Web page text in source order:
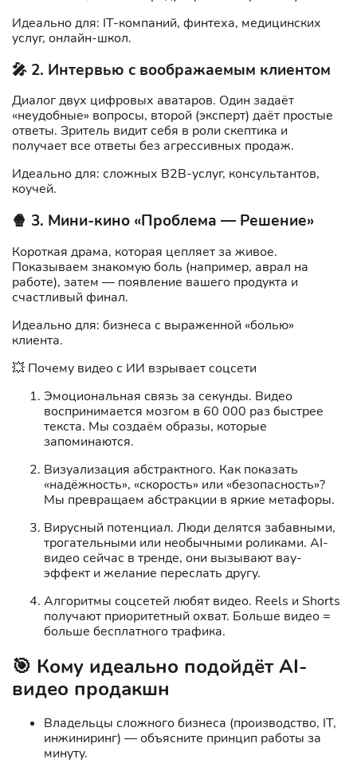
Идеально для: IT-компаний, финтеха, медицинских
услуг, онлайн-школ.
🎤 2. Интервью с воображаемым клиентом
Диалог двух цифровых аватаров. Один задаёт
«неудобные» вопросы, второй (эксперт) даёт простые
ответы. Зритель видит себя в роли скептика и
получает все ответы без агрессивных продаж.
Идеально для: сложных B2B-услуг, консультантов,
коучей.
🍿 3. Мини-кино «Проблема — Решение»
Короткая драма, которая цепляет за живое.
Показываем знакомую боль (например, аврал на
работе), затем — появление вашего продукта и
счастливый финал.
Идеально для: бизнеса с выраженной «болью»
клиента.
💥 Почему видео с ИИ взрывает соцсети
Эмоциональная связь за секунды. Видео
воспринимается мозгом в 60 000 раз быстрее
текста. Мы создаём образы, которые
запоминаются.
Визуализация абстрактного. Как показать
«надёжность», «скорость» или «безопасность»?
Мы превращаем абстракции в яркие метафоры.
Вирусный потенциал. Люди делятся забавными,
трогательными или необычными роликами. AI-
видео сейчас в тренде, они вызывают вау-
эффект и желание переслать другу.
Алгоритмы соцсетей любят видео. Reels и Shorts
получают приоритетный охват. Больше видео =
больше бесплатного трафика.
🎯 Кому идеально подойдёт AI-
видео продакшн
Владельцы сложного бизнеса (производство, IT,
инжиниринг) — объясните принцип работы за
минуту.